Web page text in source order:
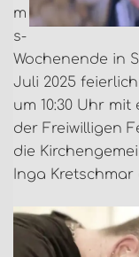
m
s-
Wochenende in
Juli 2025
um 10:30 Uhr
der Freiwilligen
die
Inga Kretschmar